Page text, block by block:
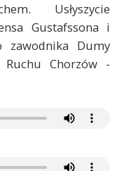
Usłyszycie
Gustafssona i
zawodnika Dumy
Chorzów -